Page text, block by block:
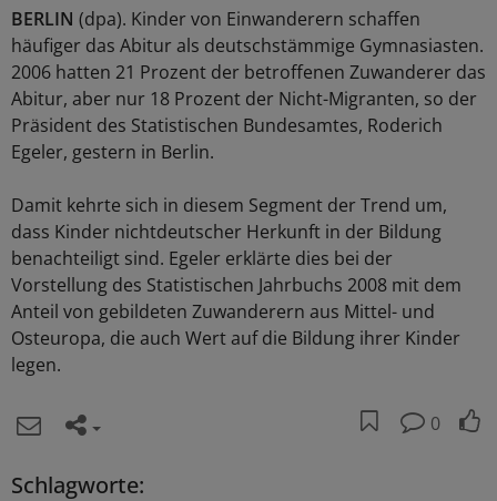
BERLIN (dpa). Kinder von Einwanderern schaffen
häufiger das Abitur als deutschstämmige Gymnasiasten.
2006 hatten 21 Prozent der betroffenen Zuwanderer das
Abitur, aber nur 18 Prozent der Nicht-Migranten, so der
Präsident des Statistischen Bundesamtes, Roderich
Egeler, gestern in Berlin.
Damit kehrte sich in diesem Segment der Trend um,
dass Kinder nichtdeutscher Herkunft in der Bildung
benachteiligt sind. Egeler erklärte dies bei der
Vorstellung des Statistischen Jahrbuchs 2008 mit dem
Anteil von gebildeten Zuwanderern aus Mittel- und
Osteuropa, die auch Wert auf die Bildung ihrer Kinder
legen.
0
Schlagworte: